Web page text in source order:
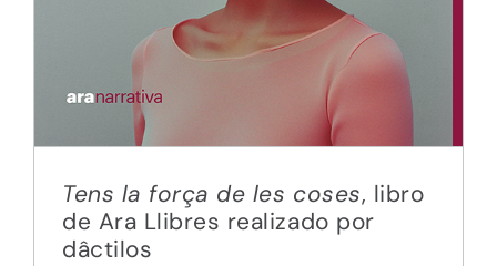
Tens la força de les coses, libro
de Ara Llibres realizado por
dâctilos